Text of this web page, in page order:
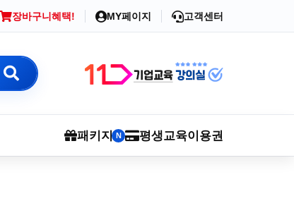
장바구니혜택! MY페이지 고객센터
패키지 N 평생교육이용권